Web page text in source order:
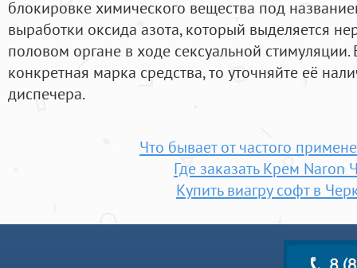
блокировке химического вещества под
выработки оксида азота, который выделяется
половом органе в ходе сексуальной стимуляции.
конкретная марка средства, то уточняйте её
диспечера.
Что бывает от частого
Где заказать Крем Naron
Купить виагру софт в